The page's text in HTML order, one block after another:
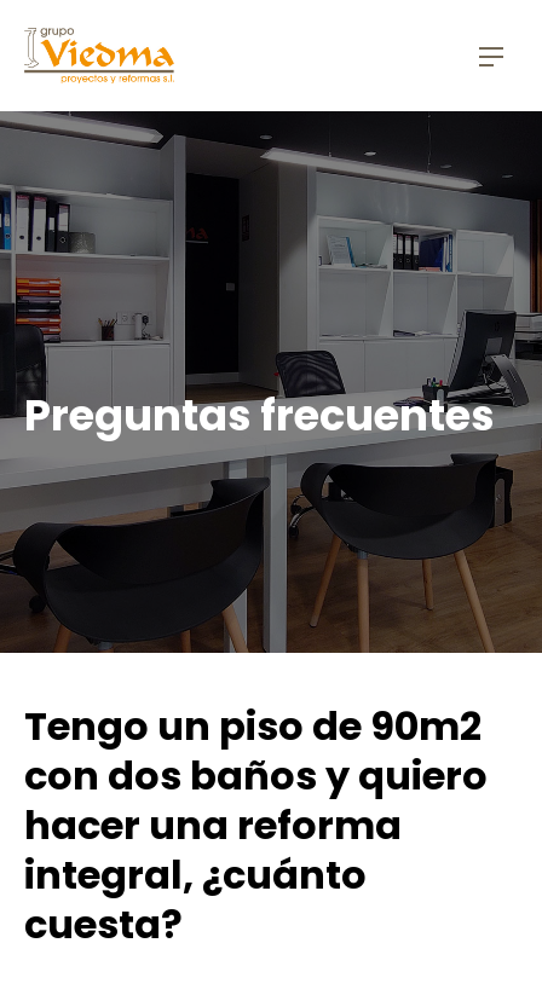
Preguntas frecuentes
Tengo un piso de 90m2
con dos baños y quiero
hacer una reforma
integral, ¿cuánto
cuesta?